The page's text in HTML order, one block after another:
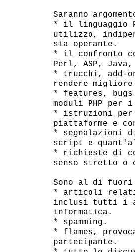
Saranno
* il linguaggio
utilizzo,
sia operante.
* il confronto
Perl, ASP,
* trucchi, add-
rendere
* features,
moduli PHP
* istruzioni per
piattaforme e
* segnalazioni
script e
* richieste di
senso stretto o
Sono al di fuori
* articoli
inclusi tutti i
informatica.
* spamming.
* flames,
partecipante.